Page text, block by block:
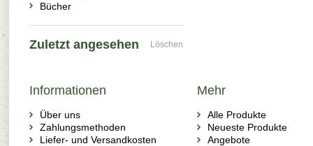
Bücher
Zuletzt angesehen Löschen
Informationen
Über uns
Zahlungsmethoden
Liefer- und Versandkosten
Mehr
Alle Produkte
Neueste Produkte
Angebote